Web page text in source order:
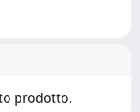
prodotto.